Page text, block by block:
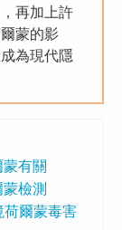
再加上許
蒙的影
為現代隱
有關
檢測
荷爾蒙毒害